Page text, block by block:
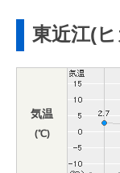
東近江(
気温
(℃)